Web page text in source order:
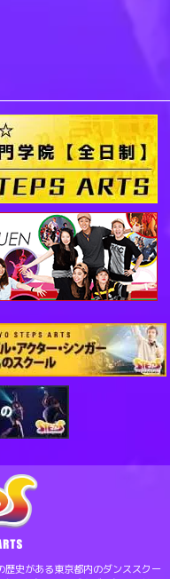
歴史がある東京都内のダンススクー